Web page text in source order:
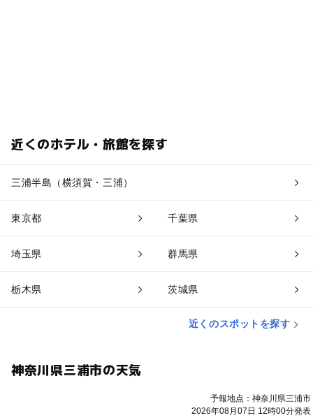
近くのホテル・旅館を探す
三浦半島（横須賀・三浦）
東京都 千葉県
埼玉県 群馬県
栃木県 茨城県
近くのスポットを探す
神奈川県三浦市の天気
予報地点：神奈川県三浦市
2026年08月07日 12時00分発表